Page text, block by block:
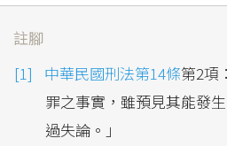
註腳
中華民國刑法第14條第2項
罪之事實，雖預見其能發
過失論。」